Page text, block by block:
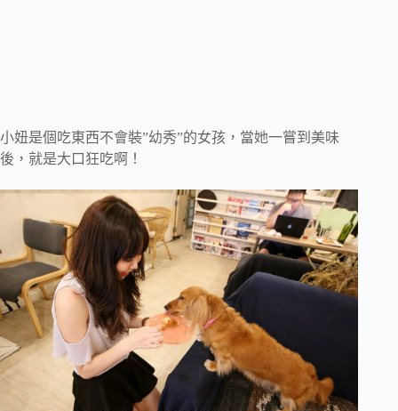
小妞是個吃東西不會裝”幼秀”的女孩，當她一嘗到美味
後，就是大口狂吃啊！